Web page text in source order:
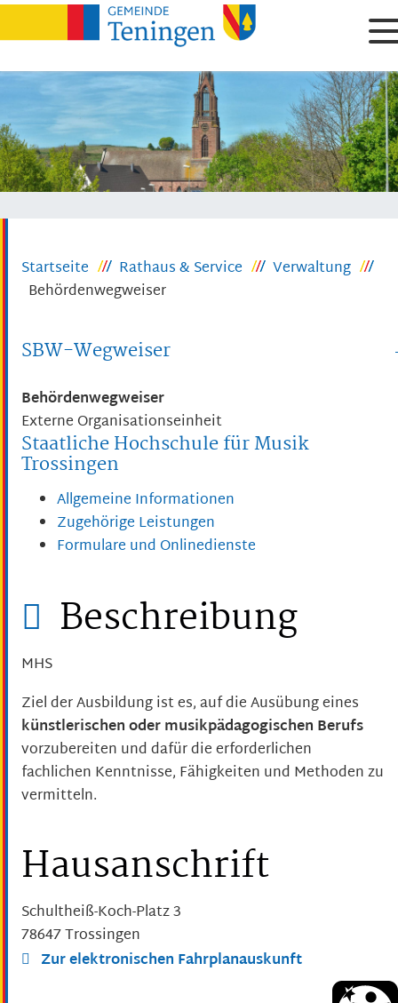
Startseite Rathaus & Service
Verwaltung
Behördenwegweiser
SBW-Wegweiser
Behördenwegweiser
Externe Organisationseinheit
Staatliche Hochschule für Musik
Trossingen
Allgemeine Informationen
Zugehörige Leistungen
Formulare und Onlinedienste
Beschreibung
MHS
Ziel der Ausbildung ist es, auf die Ausübung eines
künstlerischen oder musikpädagogischen Berufs
vorzubereiten und dafür die erforderlichen
fachlichen Kenntnisse, Fähigkeiten und Methoden zu
vermitteln.
Hausanschrift
Schultheiß-Koch-Platz 3
78647Trossingen
Zur elektronischen Fahrplanauskunft